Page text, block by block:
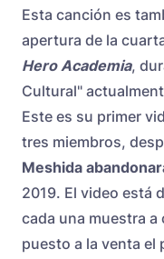
Esta canción es
apertura de la
Hero Academia,
Cultural"
Este es su primer
tres miembros,
Meshida
2019. El video está
cada una muestra
puesto a la venta el